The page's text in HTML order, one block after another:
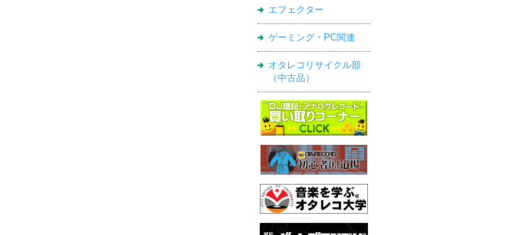
エフェクター
ゲーミング・PC関連
オタレコリサイクル部
（中古品）